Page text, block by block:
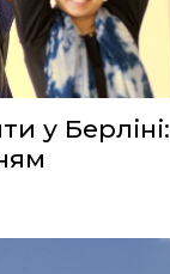
у Берліні: